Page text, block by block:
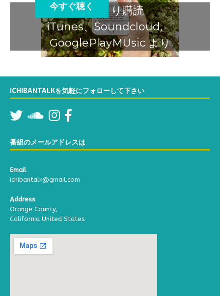
スマホより購読
iTunes、Soundcloud,
GooglePlayMUsic より
今すぐ聴く
ICHIBANTALKを気軽にフォローして下さい
番組のメールアドレスは
Email
ichibantalk@gmail.com
Address
Orange County,
California United States